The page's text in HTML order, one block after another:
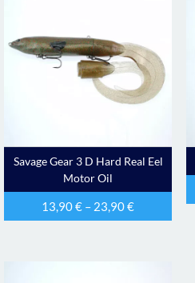
Savage Gear 3 D Hard Real Eel
Motor Oil
13,90€ – 23,90€